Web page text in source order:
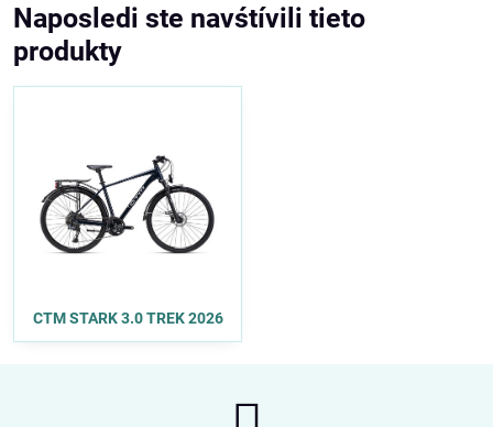
Naposledi ste navśtívili tieto
produkty
CTM STARK 3.0 TREK 2026